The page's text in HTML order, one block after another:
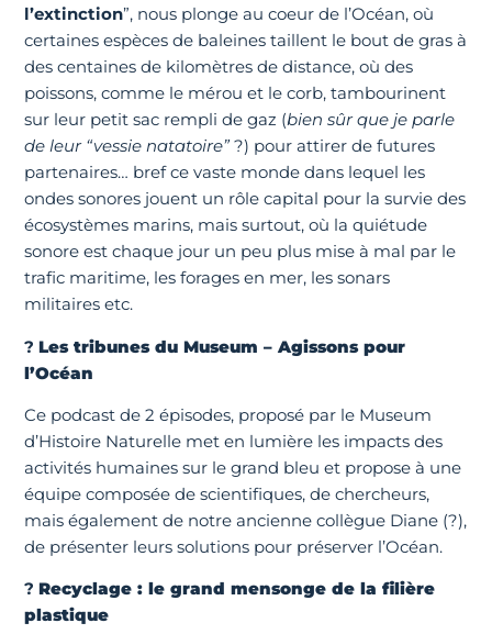
l’extinction”, nous plonge au coeur de l’Océan, où
certaines espèces de baleines taillent le bout de gras à
des centaines de kilomètres de distance, où des
poissons, comme le mérou et le corb, tambourinent
sur leur petit sac rempli de gaz (bien sûr que je parle
de leur “vessie natatoire”?) pour attirer de futures
partenaires… bref ce vaste monde dans lequel les
ondes sonores jouent un rôle capital pour la survie des
écosystèmes marins, mais surtout, où la quiétude
sonore est chaque jour un peu plus mise à mal par le
trafic maritime, les forages en mer, les sonars
militaires etc.
?Les tribunes du Museum – Agissons pour
l’Océan
Ce podcast de 2 épisodes, proposé par le Museum
d’Histoire Naturelle met en lumière les impacts des
activités humaines sur le grand bleu et propose à une
équipe composée de scientifiques, de chercheurs,
mais également de notre ancienne collègue Diane (?),
de présenter leurs solutions pour préserver l’Océan.
?Recyclage : le grand mensonge de la filière
plastique